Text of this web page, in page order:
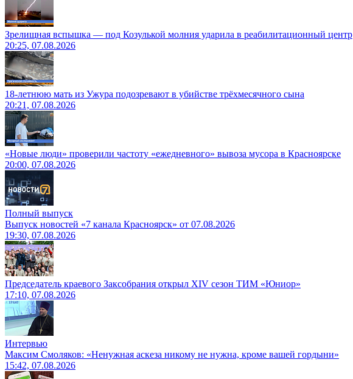
Зрелищная вспышка — под Козулькой молния ударила в реабилитационный центр
20:25, 07.08.2026
18-летнюю мать из Ужура подозревают в убийстве трёхмесячного сына
20:21, 07.08.2026
«Новые люди» проверили частоту «ежедневного» вывоза мусора в Красноярске
20:00, 07.08.2026
Полный выпуск
Выпуск новостей «7 канала Красноярск» от 07.08.2026
19:30, 07.08.2026
Председатель краевого Заксобрания открыл XIV сезон ТИМ «Юниор»
17:10, 07.08.2026
Интервью
Максим Смоляков: «Ненужная аскеза никому не нужна, кроме вашей гордыни»
15:42, 07.08.2026